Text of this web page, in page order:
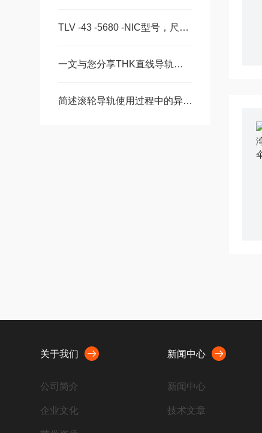
TLV -43 -5680 -NIC型号，尺寸，长度CS -28 -100 -2RS -B -NIC 。
一文与您分享THK直线导轨滚珠丝杠的常见故障相应解决方法
简述滚轮导轨使用过程中的异常信号解决方法
关于我们
公司简介
企业文化
新闻中心
新闻中心
技术文章